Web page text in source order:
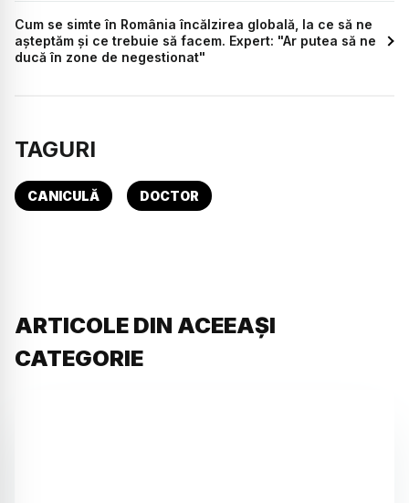
Cum se simte în România încălzirea globală, la ce să ne
așteptăm și ce trebuie să facem. Expert: "Ar putea să ne
ducă în zone de negestionat"
TAGURI
CANICULĂ DOCTOR
ARTICOLE DIN ACEEAȘI
CATEGORIE